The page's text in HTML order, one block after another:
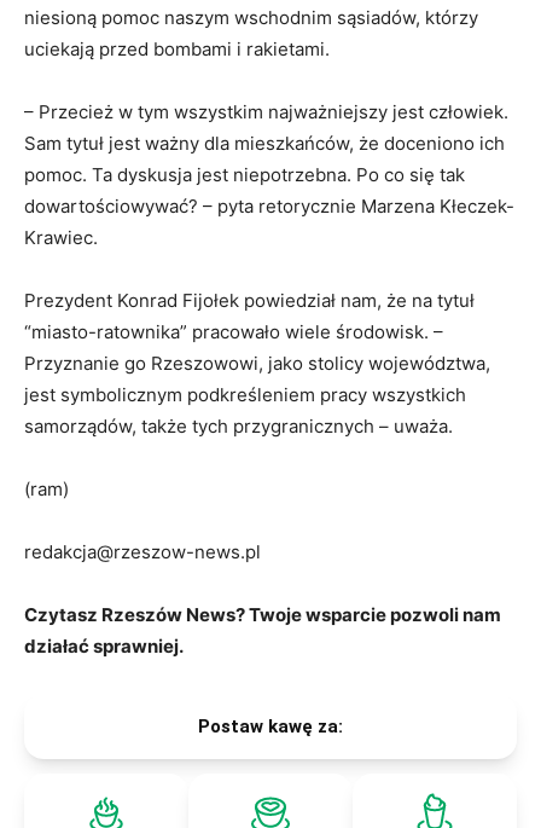
niesioną pomoc naszym wschodnim sąsiadów, którzy
uciekają przed bombami i rakietami.
– Przecież w tym wszystkim najważniejszy jest człowiek.
Sam tytuł jest ważny dla mieszkańców, że doceniono ich
pomoc. Ta dyskusja jest niepotrzebna. Po co się tak
dowartościowywać? – pyta retorycznie Marzena Kłeczek-
Krawiec.
Prezydent Konrad Fijołek powiedział nam, że na tytuł
“miasto-ratownika” pracowało wiele środowisk. –
Przyznanie go Rzeszowowi, jako stolicy województwa,
jest symbolicznym podkreśleniem pracy wszystkich
samorządów, także tych przygranicznych – uważa.
(ram)
redakcja@rzeszow-news.pl
Czytasz Rzeszów News? Twoje wsparcie pozwoli nam
działać sprawniej.
Postaw kawę za: